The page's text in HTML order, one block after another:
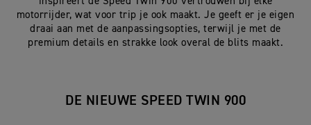
motorrijder, wat voor trip je ook maakt. Je geeft er je eigen
draai aan met de aanpassingsopties, terwijl je met de
premium details en strakke look overal de blits maakt.
DE NIEUWE SPEED TWIN 900